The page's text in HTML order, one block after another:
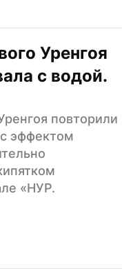
Уренгоя
с водой.
повторили
эффектом
«НУР.